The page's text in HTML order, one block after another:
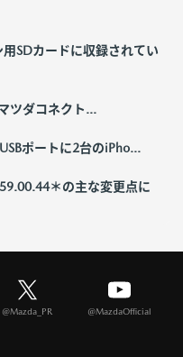
SDカードに収録されてい
ツダコネクト...
ポートに2台のiPho...
＊の主な変更点に
@Mazda_PR @MazdaOfficial